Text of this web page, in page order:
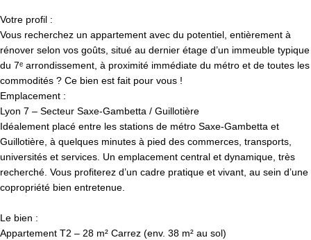
Votre profil :
Vous recherchez un appartement avec du potentiel, entièrement à
rénover selon vos goûts, situé au dernier étage d’un immeuble typique
du 7ᵉ arrondissement, à proximité immédiate du métro et de toutes les
commodités ? Ce bien est fait pour vous !
Emplacement :
Lyon 7 – Secteur Saxe-Gambetta / Guillotière
Idéalement placé entre les stations de métro Saxe-Gambetta et
Guillotière, à quelques minutes à pied des commerces, transports,
universités et services. Un emplacement central et dynamique, très
recherché. Vous profiterez d’un cadre pratique et vivant, au sein d’une
copropriété bien entretenue.
Le bien :
Appartement T2 – 28 m² Carrez (env. 38 m² au sol)